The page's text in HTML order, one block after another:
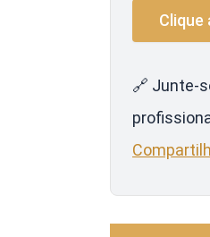
🔗 Junte-